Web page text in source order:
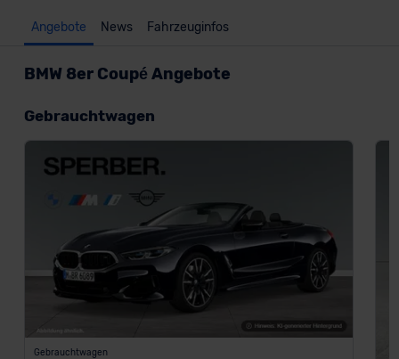
Angebote News Fahrzeuginfos
BMW 8er Coupé Angebote
Gebrauchtwagen
Gebrauchtwagen